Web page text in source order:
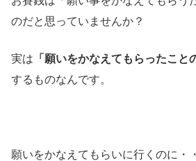
のだと思っていませんか？
実は 「願いをかなえてもらったこと
するものなんです。
願いをかなえてもらいに行くのに・